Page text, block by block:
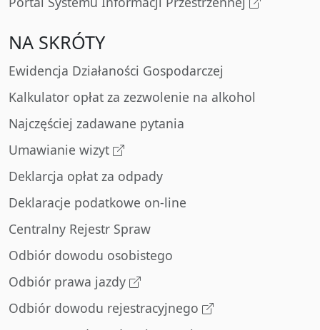
NA SKRÓTY
Ewidencja Działaności Gospodarczej
Kalkulator opłat za zezwolenie na alkohol
Najczęściej zadawane pytania
Umawianie wizyt
Deklarcja opłat za odpady
Deklaracje podatkowe on-line
Centralny Rejestr Spraw
Odbiór dowodu osobistego
Odbiór prawa jazdy
Odbiór dowodu rejestracyjnego